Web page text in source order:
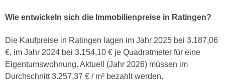
Wie entwickeln sich die Immobilienpreise in Ratingen?
Die Kaufpreise in Ratingen lagen im Jahr 2025 bei 3.187,06
€, im Jahr 2024 bei 3.154,10 € je Quadratmeter für eine
Eigentumswohnung. Aktuell (Jahr 2026) müssen im
Durchschnitt 3.257,37 € / m² bezahlt werden.